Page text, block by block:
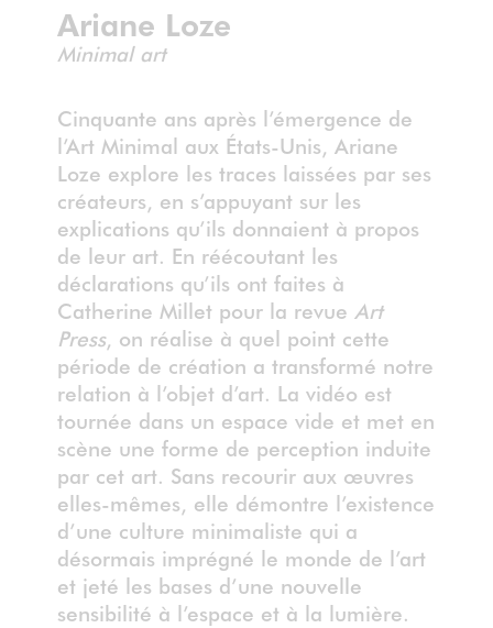
Ariane Loze
Minimal art
Cinquante ans après l’émergence de
l’Art Minimal aux États-Unis, Ariane
Loze explore les traces laissées par ses
créateurs, en s’appuyant sur les
explications qu’ils donnaient à propos
de leur art. En réécoutant les
déclarations qu’ils ont faites à
Catherine Millet pour la revue Art
Press, on réalise à quel point cette
période de création a transformé notre
relation à l’objet d’art. La vidéo est
tournée dans un espace vide et met en
scène une forme de perception induite
par cet art. Sans recourir aux œuvres
elles-mêmes, elle démontre l’existence
d’une culture minimaliste qui a
désormais imprégné le monde de l’art
et jeté les bases d’une nouvelle
sensibilité à l’espace et à la lumière.